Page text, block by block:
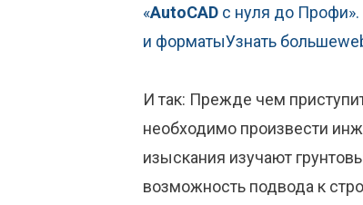
«AutoCAD с нуля до
и форматыУзнать больше
И так: Прежде чем
необходимо произвести
изыскания изучают
возможность подвода к